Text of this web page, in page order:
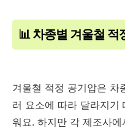
📊 차종별 겨울철 적
겨울철 적정 공기압은 차
러 요소에 따라 달라지기
워요. 하지만 각 제조사